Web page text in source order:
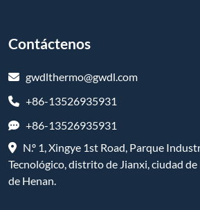
Contáctenos
gwdlthermo@gwdl.com
+86-13526935931
+86-13526935931
N.º 1, Xingye 1st Road, Parque
Tecnológico, distrito de Jianxi, ciudad
de Henan.